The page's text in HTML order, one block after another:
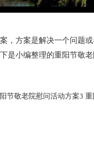
，方案是解决一个问题
是小编整理的重阳节敬老
节敬老院慰问活动方案3 重